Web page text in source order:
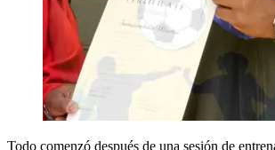
Todo comenzó después de una sesión de